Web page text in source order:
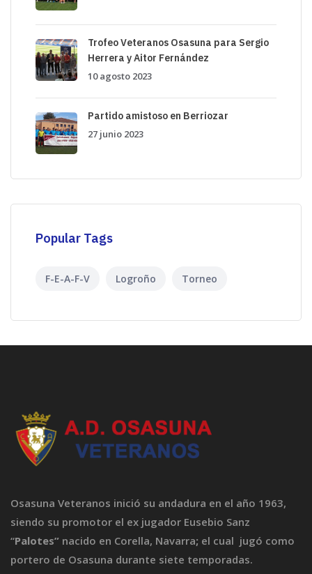
Trofeo Veteranos Osasuna para Sergio
Herrera y Aitor Fernández
10 agosto 2023
Partido amistoso en Berriozar
27 junio 2023
Popular Tags
F-E-A-F-V Logroño Torneo
Osasuna Veteranos inició su andadura en el año 1963,
siendo su promotor el ex jugador Eusebio Sanz
“Palotes” nacido en Corella, Navarra; el cual jugó como
portero de Osasuna durante siete temporadas.